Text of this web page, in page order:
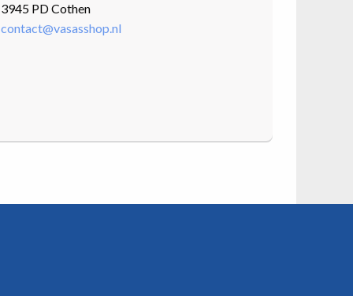
3945 PD Cothen
contact@vasasshop.nl